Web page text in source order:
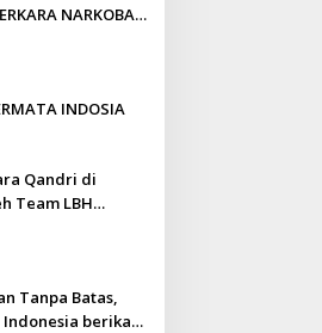
NARKOBA
TALUK
INDOSIA
Qandri di
Team LBH
Tanpa Batas,
Indonesia berikan